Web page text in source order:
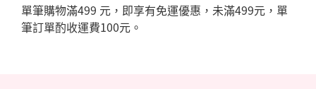
單筆購物滿499 元，即享有免運優惠，未滿499元，單
筆訂單酌收運費100元。